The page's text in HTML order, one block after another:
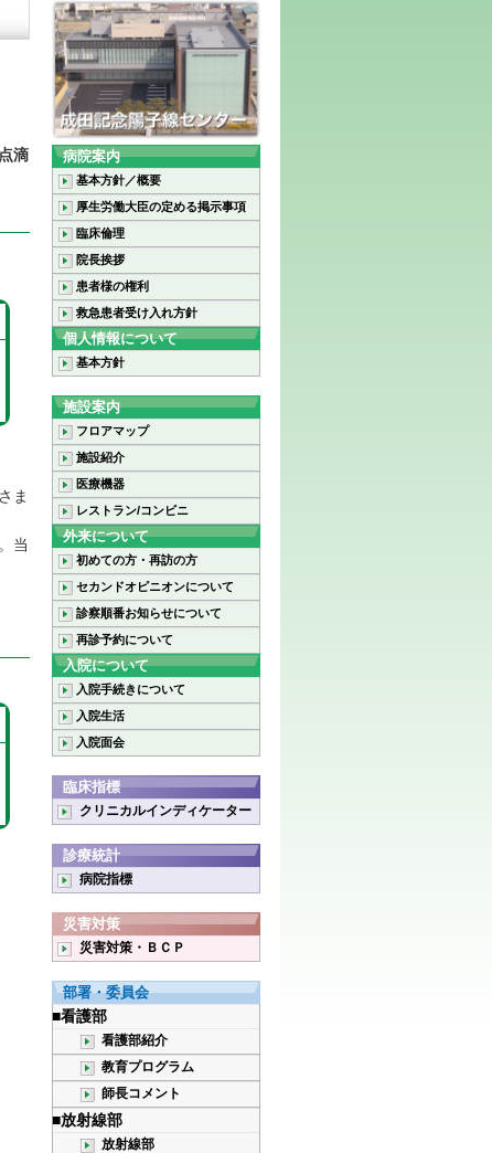
滴
ま
当
病院案内
基本方針／概要
厚生労働大臣の定める掲示事項
臨床倫理
院長挨拶
患者様の権利
救急患者受け入れ方針
個人情報について
基本方針
施設案内
フロアマップ
施設紹介
医療機器
レストラン/コンビニ
外来について
初めての方・再訪の方
セカンドオピニオンについて
診察順番お知らせについて
再診予約について
入院について
入院手続きについて
入院生活
入院面会
臨床指標
クリニカルインディケーター
診療統計
病院指標
災害対策
災害対策・ＢＣＰ
部署・委員会
■看護部
看護部紹介
教育プログラム
師長コメント
■放射線部
放射線部